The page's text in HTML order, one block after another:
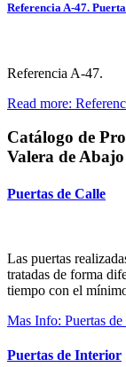
Referencia A-47.
Referencia A-47.
Read more:
Catálogo de
Valera de Abajo
Puertas de Calle
Las puertas
tratadas de forma
tiempo con el
Mas Info: Puertas
Puertas de Interior